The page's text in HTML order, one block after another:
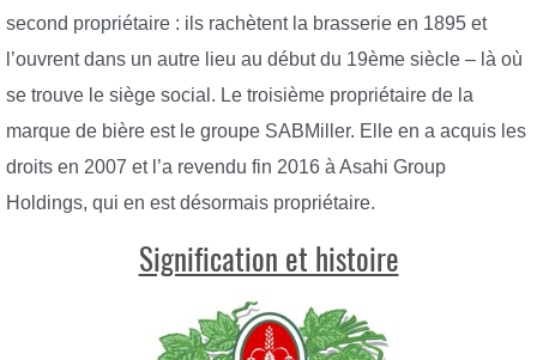
second propriétaire : ils rachètent la brasserie en 1895 et
l’ouvrent dans un autre lieu au début du 19ème siècle – là où
se trouve le siège social. Le troisième propriétaire de la
marque de bière est le groupe SABMiller. Elle en a acquis les
droits en 2007 et l’a revendu fin 2016 à Asahi Group
Holdings, qui en est désormais propriétaire.
Signification et histoire